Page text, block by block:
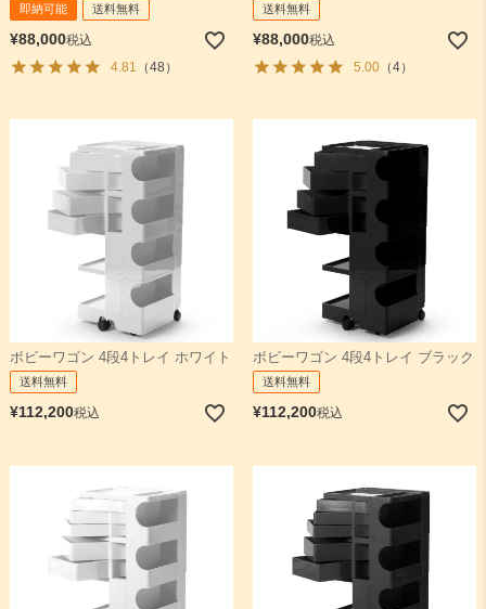
即納可能 送料無料
¥88,000税込
4.81
（48）
送料無料
¥88,000税込
5.00（4）
ボビーワゴン 4段4トレイ ホワイト
送料無料
¥112,200税込
ボビーワゴン 4段4トレイ ブラック
送料無料
¥112,200税込